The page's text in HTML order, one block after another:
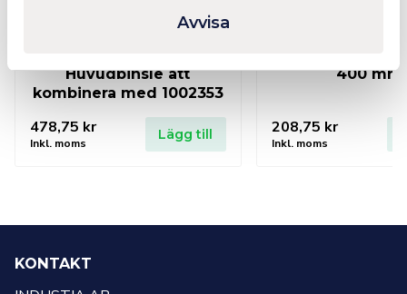
Avvisa
Huvudbinsle att
kombinera med 1002353
478,75 kr
Inkl. moms
Lägg till
400 mm
208,75 kr
Inkl. moms
KONTAKT